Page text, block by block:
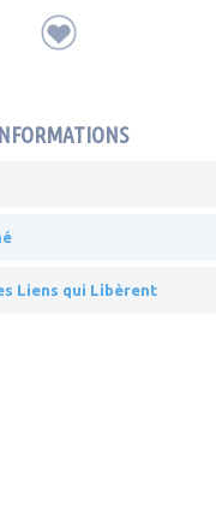
Liens qui Libèrent